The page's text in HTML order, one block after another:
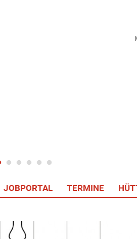
JOBPORTAL TERMINE